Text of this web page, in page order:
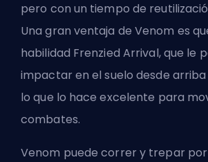
pero con un tiempo de
Una gran ventaja de Venom es
habilidad Frenzied Arrival, que le
impactar en el suelo desde
lo que lo hace excelente para
combates.
Venom puede correr y trepar